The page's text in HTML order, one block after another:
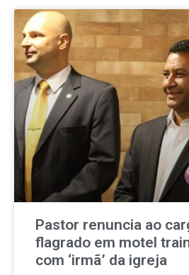
Pastor renuncia ao
flagrado em motel
com ‘irmã’ da igreja